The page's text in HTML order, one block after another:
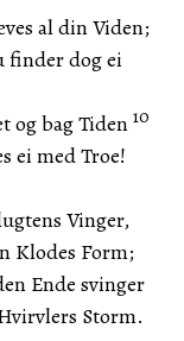
al din Viden;
dog ei
og bag Tiden 10
med Troe!
Vinger,
Form;
Ende svinger
Storm.